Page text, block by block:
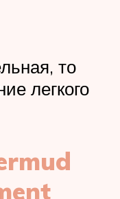
то
легкого